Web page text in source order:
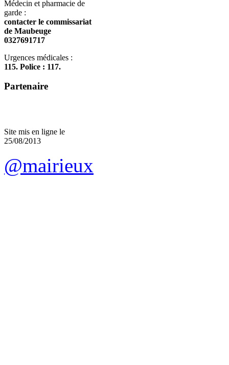
Médecin et pharmacie de
garde :
contacter le commissariat
de Maubeuge
0327691717
Urgences médicales :
115. Police : 117.
Partenaire
Site mis en ligne le
25/08/2013
@mairieux